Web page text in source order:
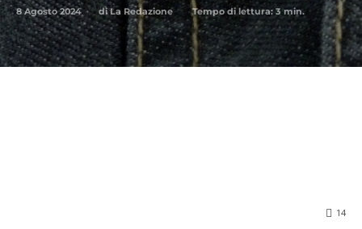
8 Agosto 2024 di La Redazione Tempo di lettura:3min.
14